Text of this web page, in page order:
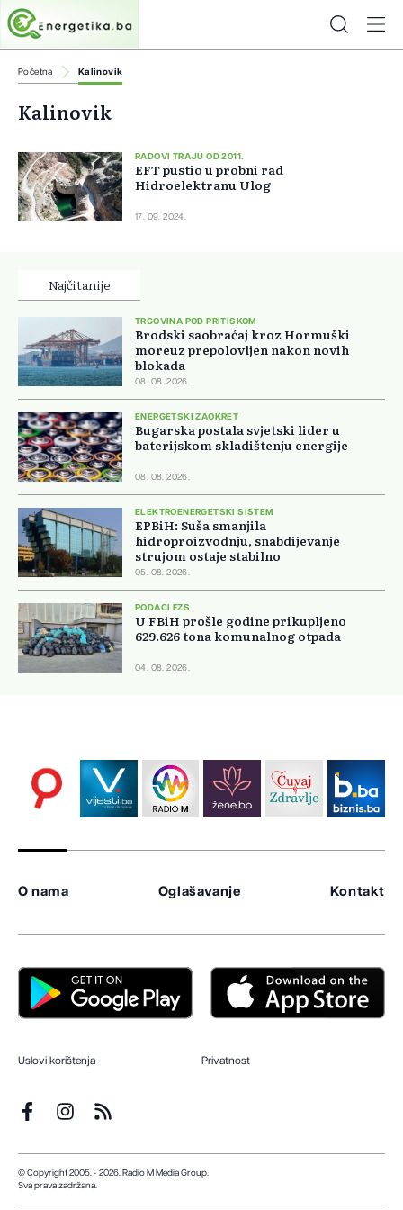
Početna Kalinovik
Kalinovik
RADOVI TRAJU OD 2011.
EFT pustio u probni rad
Hidroelektranu Ulog
17. 09. 2024.
Najčitanije
TRGOVINA POD PRITISKOM
Brodski saobraćaj kroz Hormuški
moreuz prepolovljen nakon novih
blokada
08. 08. 2026.
ENERGETSKI ZAOKRET
Bugarska postala svjetski lider u
baterijskom skladištenju energije
08. 08. 2026.
ELEKTROENERGETSKI SISTEM
EPBiH: Suša smanjila
hidroproizvodnju, snabdijevanje
strujom ostaje stabilno
05. 08. 2026.
PODACI FZS
U FBiH prošle godine prikupljeno
629.626 tona komunalnog otpada
04. 08. 2026.
O nama Oglašavanje Kontakt
Uslovi korištenja Privatnost
© Copyright 2005. - 2026. Radio M Media Group.
Sva prava zadržana.